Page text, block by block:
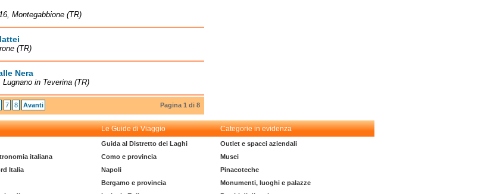
Montegabbione (TR)
(TR)
Nera
in Teverina (TR)
7 8 Avanti Pagina 1 di 8
Le Guide di Viaggio Categorie in evidenza
italiana
Italia
Guida al Distretto dei Laghi
Como e provincia
Napoli
Bergamo e provincia
Outlet e spacci aziendali
Musei
Pinacoteche
Monumenti, luoghi e palazze